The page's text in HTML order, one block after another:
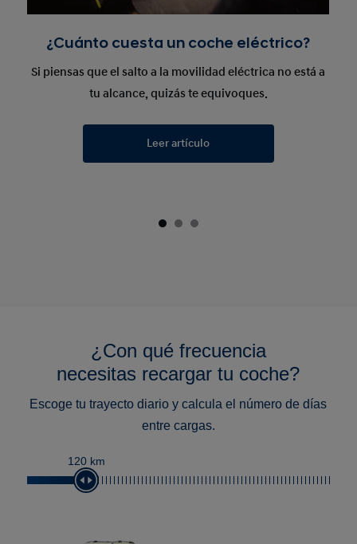
¿Cuánto cuesta un coche eléctrico?
Si piensas que el salto a la movilidad eléctrica no está a
tu alcance, quizás te equivoques.
Leer artículo
¿Con qué frecuencia
necesitas recargar tu coche?
Escoge tu trayecto diario y calcula el número de días
entre cargas.
120 km